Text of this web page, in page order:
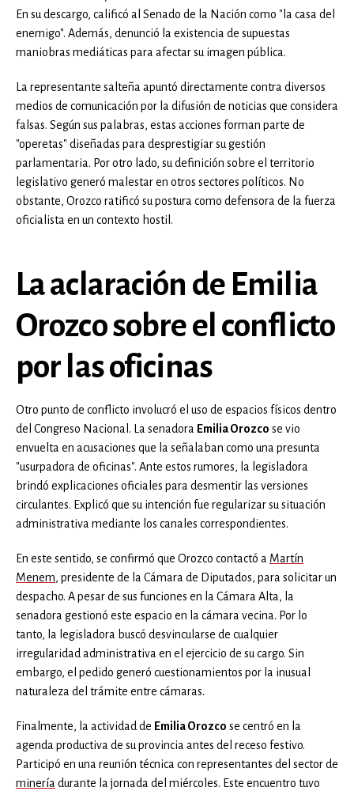
En su descargo, calificó al Senado de la Nación como "la casa del
enemigo". Además, denunció la existencia de supuestas
maniobras mediáticas para afectar su imagen pública.
La representante salteña apuntó directamente contra diversos
medios de comunicación por la difusión de noticias que considera
falsas. Según sus palabras, estas acciones forman parte de
"operetas" diseñadas para desprestigiar su gestión
parlamentaria. Por otro lado, su definición sobre el territorio
legislativo generó malestar en otros sectores políticos. No
obstante, Orozco ratificó su postura como defensora de la fuerza
oficialista en un contexto hostil.
La aclaración de Emilia
Orozco sobre el conflicto
por las oficinas
Otro punto de conflicto involucró el uso de espacios físicos dentro
del Congreso Nacional. La senadora Emilia Orozco se vio
envuelta en acusaciones que la señalaban como una presunta
"usurpadora de oficinas". Ante estos rumores, la legisladora
brindó explicaciones oficiales para desmentir las versiones
circulantes. Explicó que su intención fue regularizar su situación
administrativa mediante los canales correspondientes.
En este sentido, se confirmó que Orozco contactó a Martín
Menem, presidente de la Cámara de Diputados, para solicitar un
despacho. A pesar de sus funciones en la Cámara Alta, la
senadora gestionó este espacio en la cámara vecina. Por lo
tanto, la legisladora buscó desvincularse de cualquier
irregularidad administrativa en el ejercicio de su cargo. Sin
embargo, el pedido generó cuestionamientos por la inusual
naturaleza del trámite entre cámaras.
Finalmente, la actividad de Emilia Orozco se centró en la
agenda productiva de su provincia antes del receso festivo.
Participó en una reunión técnica con representantes del sector de
minería durante la jornada del miércoles. Este encuentro tuvo